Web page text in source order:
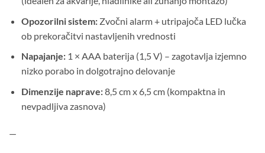
Opozorilni sistem:Zvočni alarm + utripajoča LED lučka
ob prekoračitvi nastavljenih vrednosti
Napajanje:1 × AAA baterija (1,5 V) – zagotavlja izjemno
nizko porabo in dolgotrajno delovanje
Dimenzije naprave:8,5 cm x 6,5 cm (kompaktna in
nevpadljiva zasnova)
—